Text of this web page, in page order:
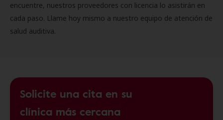
encuentre, nuestros proveedores con licencia lo asistirán en
cada paso. Llame hoy mismo a nuestro equipo de atención de
salud auditiva.
Solicite una cita en su
clínica más cercana